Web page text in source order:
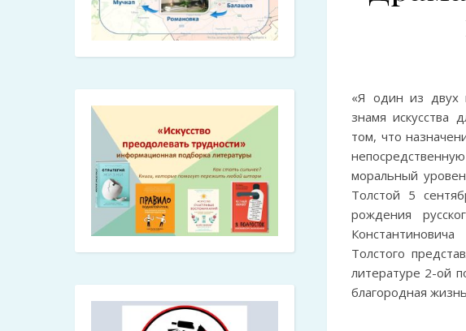
«Я один из двух
знамя искусства
том, что
моральный
Толстой 5
рождения
Толстого
литературе 2-ой
благородная